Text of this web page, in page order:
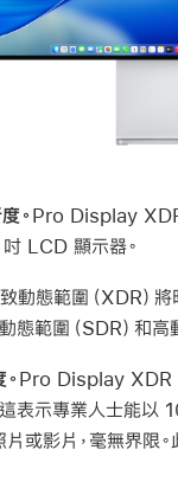
。 Pro Display
LCD 顯示器。
動態範圍（XDR）
態範圍（SDR）和高
Pro Display XDR
這表示專業人士能以
或影片，毫無界限。